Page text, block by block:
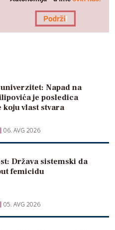
Napad na
je posledica
koju vlast stvara
06. AVG 2026
Država sistemski da
femicidu
05. AVG 2026